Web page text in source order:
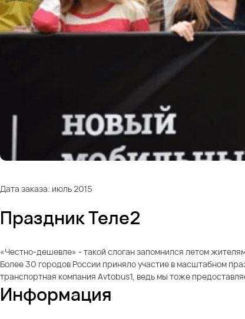
Дата заказа: июль 2015
Праздник Теле2
«Честно-дешевле» - такой слоган запомнился летом
Более 30 городов России приняло участие в масштабном
транспортная компания Avtobus1, ведь мы тоже
Информация